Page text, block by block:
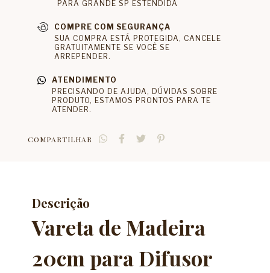
PARA GRANDE SP ESTENDIDA
COMPRE COM SEGURANÇA
SUA COMPRA ESTÁ PROTEGIDA, CANCELE
GRATUITAMENTE SE VOCÊ SE
ARREPENDER.
ATENDIMENTO
PRECISANDO DE AJUDA, DÚVIDAS SOBRE
PRODUTO, ESTAMOS PRONTOS PARA TE
ATENDER.
COMPARTILHAR
Descrição
Vareta de Madeira
20cm para Difusor